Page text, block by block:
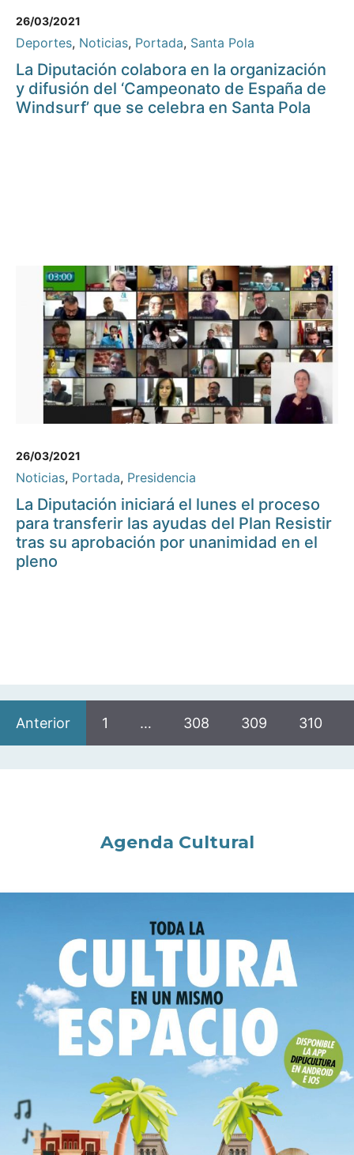
26/03/2021
Deportes, Noticias, Portada, Santa Pola
La Diputación colabora en la organización
y difusión del ‘Campeonato de España de
Windsurf’ que se celebra en Santa Pola
26/03/2021
Noticias, Portada, Presidencia
La Diputación iniciará el lunes el proceso
para transferir las ayudas del Plan Resistir
tras su aprobación por unanimidad en el
pleno
Anterior 1 … 308 309 310
Agenda Cultural